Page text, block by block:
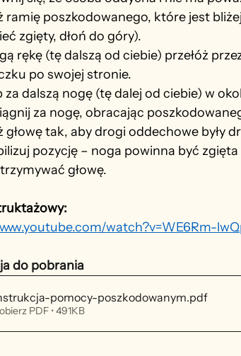
ramię poszkodowanego, które jest
zgięty, dłoń do góry).
rękę (tę dalszą od ciebie) przełóż
po swojej stronie.
za dalszą nogę (tę dalej od ciebie) w
za nogę, obracając
głowę tak, aby drogi oddechowe były
pozycję – noga powinna być
głowę.
watch?v=WE6Rm-
do pobrania
pomocy-poszkodowanym.pdf
PDF • 491KB